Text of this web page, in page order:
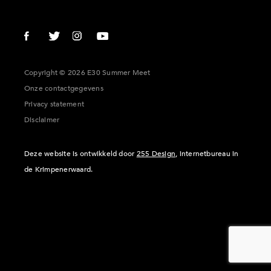
Copyright © 2026 E30 Summer Meet
Onze contactgegevens
Privacy statement
Disclaimer
Deze website is ontwikkeld door 255 Design, internetbureau in
de Krimpenerwaard.